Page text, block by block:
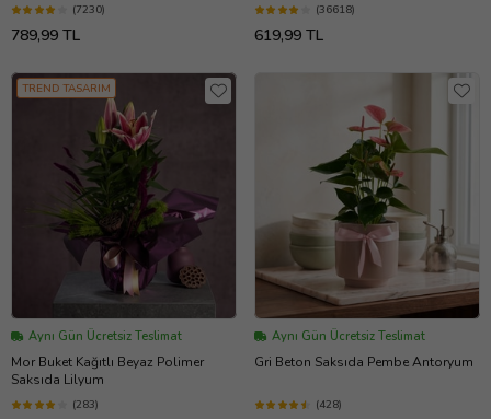
(7230)
789,99 TL
(36618)
619,99 TL
TREND TASARIM
Aynı Gün Ücretsiz Teslimat
Mor Buket Kağıtlı Beyaz Polimer
Saksıda Lilyum
(283)
Aynı Gün Ücretsiz Teslimat
Gri Beton Saksıda Pembe Antoryum
(428)